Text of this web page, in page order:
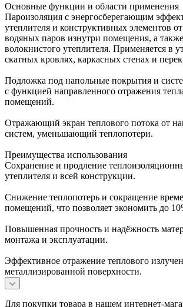
Основные функции и области применения
Пароизоляция с энергосберегающим
утеплителя и конструктивных элементов
водяных паров изнутри помещения, а
волокнистого утеплителя. Применяется в
скатных кровлях, каркасных стенах и
Подложка под напольные покрытия и
с функцией направленного отражения
помещений.
Отражающий экран теплового потока от
систем, уменьшающий теплопотери.
Преимущества использования
Сохранение и продление
утеплителя и всей конструкции.
Снижение теплопотерь и сокращение
помещений, что позволяет экономить до
Повышенная прочность и надёжность
монтажа и эксплуатации.
Эффективное отражение теплового
металлизированной поверхности.
Для покупки товара в нашем интернет-